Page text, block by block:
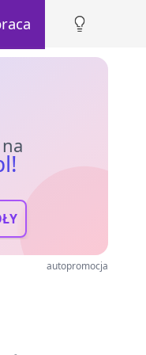
autopromocja